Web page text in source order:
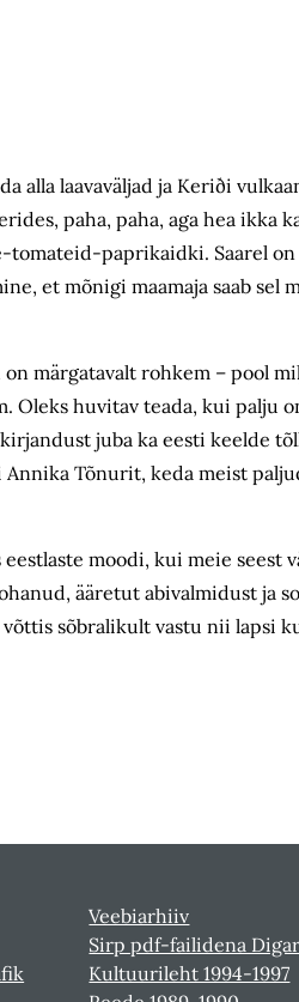
alla laavaväljad ja Keriði
paha, paha, aga hea ikka
tomateid-paprikaidki. Saarel
et mõnigi maamaja saab sel
märgatavalt rohkem – pool
Oleks huvitav teada, kui palju
juba ka eesti keelde
Tõnurit, keda meist
moodi, kui meie seest
ääretut abivalmidust ja
sõbralikult vastu nii lapsi
Veebiarhiiv
Sirp pdf-failidena
Kultuurileht 1994-1997